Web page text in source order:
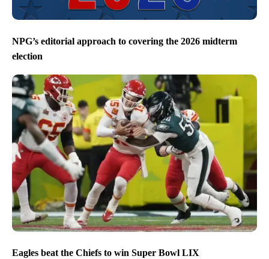
NPG’s editorial approach to covering the 2026 midterm
election
Eagles beat the Chiefs to win Super Bowl LIX